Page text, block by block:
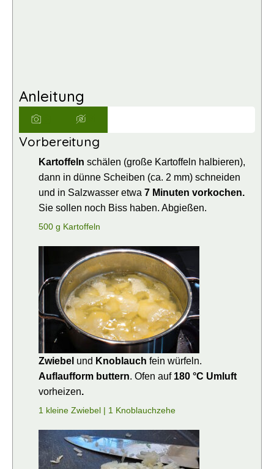
Anleitung
Vorbereitung
Kartoffeln schälen (große Kartoffeln halbieren),
dann in dünne Scheiben (ca. 2 mm) schneiden
und in Salzwasser etwa 7 Minuten vorkochen.
Sie sollen noch Biss haben. Abgießen.
500 g Kartoffeln
Zwiebel und Knoblauch fein würfeln.
Auflaufform buttern. Ofen auf 180 °C Umluft
vorheizen.
1 kleine Zwiebel | 1 Knoblauchzehe